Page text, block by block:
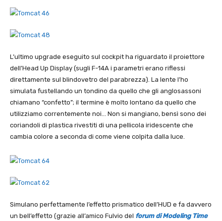
L’ultimo upgrade eseguito sul cockpit ha riguardato il proiettore
dell’Head Up Display (sugli F-14A i parametri erano riflessi
direttamente sul blindovetro del parabrezza). La lente l’ho
simulata fustellando un tondino da quello che gli anglosassoni
chiamano “confetto”; il termine è molto lontano da quello che
utilizziamo correntemente noi… Non si mangiano, bensì sono dei
coriandoli di plastica rivestiti di una pellicola iridescente che
cambia colore a seconda di come viene colpita dalla luce.
Simulano perfettamente l’effetto prismatico dell’HUD e fa davvero
un bell’effetto (grazie all’amico Fulvio del forum di Modeling Time